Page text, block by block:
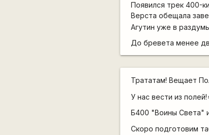
Появился трек 400-
Верста обещала
Агутин уже в
До бревета менее
Трататам! Вещает
У нас вести из
Б400 "Воины Света"
Скоро подготовим